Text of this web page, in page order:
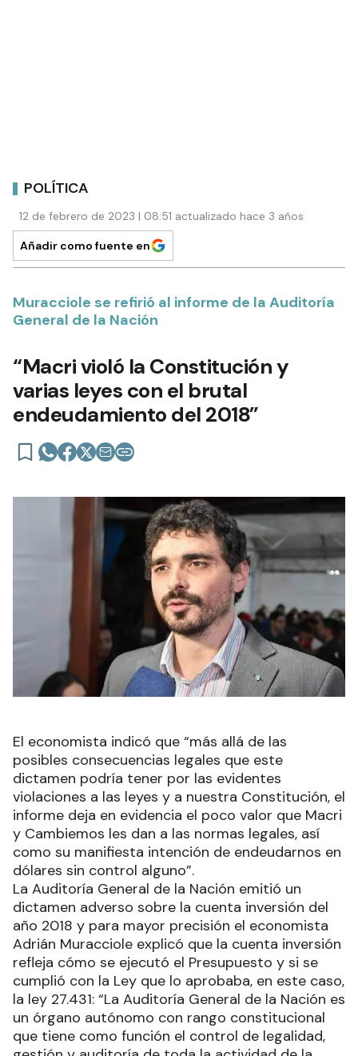
POLÍTICA
12 de febrero de 2023 | 08:51 actualizado hace 3 años
Añadir como fuente en
Muracciole se refirió al informe de la Auditoría
General de la Nación
“Macri violó la Constitución y
varias leyes con el brutal
endeudamiento del 2018”
El economista indicó que “más allá de las
posibles consecuencias legales que este
dictamen podría tener por las evidentes
violaciones a las leyes y a nuestra Constitución, el
informe deja en evidencia el poco valor que Macri
y Cambiemos les dan a las normas legales, así
como su manifiesta intención de endeudarnos en
dólares sin control alguno”.
La Auditoría General de la Nación emitió un
dictamen adverso sobre la cuenta inversión del
año 2018 y para mayor precisión el economista
Adrián Muracciole explicó que la cuenta inversión
refleja cómo se ejecutó el Presupuesto y si se
cumplió con la Ley que lo aprobaba, en este caso,
la ley 27.431: “La Auditoría General de la Nación es
un órgano autónomo con rango constitucional
que tiene como función el control de legalidad,